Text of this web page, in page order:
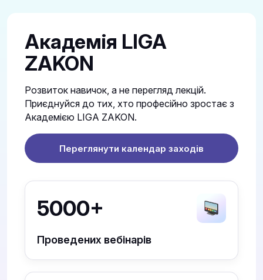
Академія LIGA
ZAKON
Розвиток навичок, а не перегляд лекцій.
Приєднуйся до тих, хто професійно зростає з
Академією LIGA ZAKON.
Переглянути календар заходів
5000+
Проведених вебінарів